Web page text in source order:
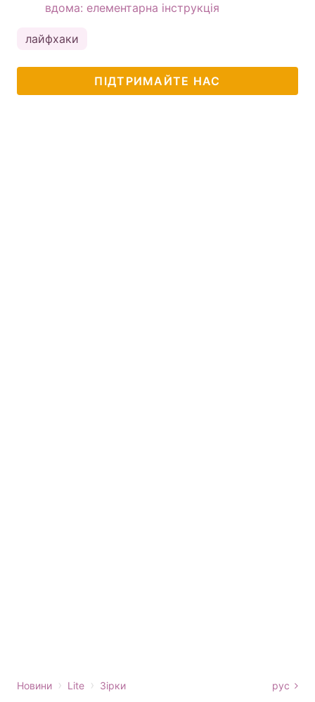
вдома: елементарна інструкція
лайфхаки
ПІДТРИМАЙТЕ НАС
Новини › Lite › Зірки рус